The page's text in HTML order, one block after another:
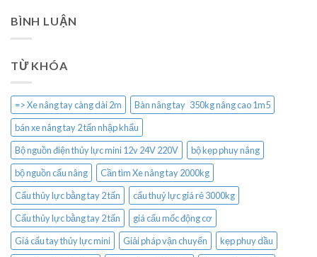
BÌNH LUẬN
TỪ KHÓA
=> Xe nâng tay càng dài 2m
Bàn nâng tay 350kg nâng cao 1m5
bán xe nâng tay 2 tấn nhập khẩu
Bộ nguồn điện thủy lực mini 12v 24V 220V
bộ kẹp phuy nâng
bộ nguồn cẩu nâng
Cần tìm Xe nâng tay 2000kg
Cẩu thủy lực bằng tay 2 tấn
cẩu thuỷ lực giá rẻ 3000kg
Cẩu thủy lực bằng tay 2 tấn
giá cẩu mốc động cơ
Giá cẩu tay thủy lực mini
Giải pháp vận chuyển
kẹp phuy dầu